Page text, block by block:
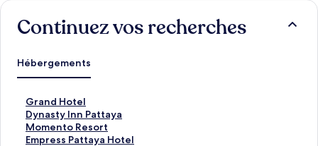
Continuez vos recherches
Hébergements
Grand Hotel
L
i
e
n
Dynasty Inn Pattaya
L
i
e
Momento Resort
L
iEmpress Pattaya Hotel
L